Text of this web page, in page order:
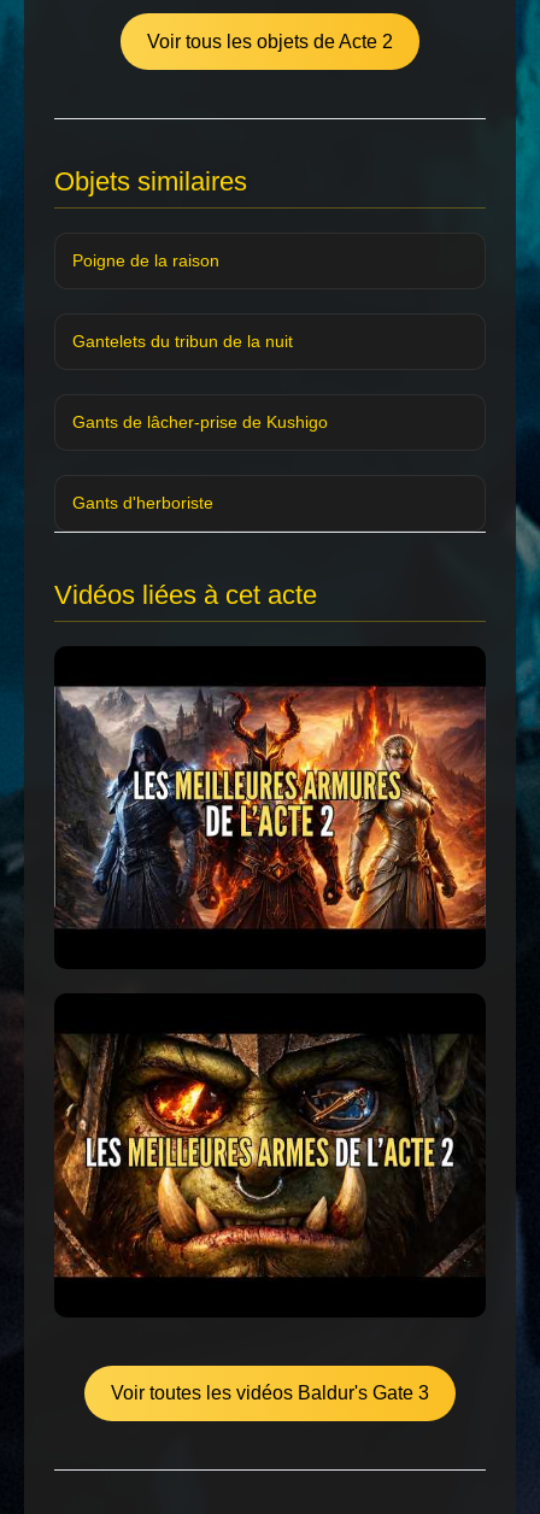
Voir tous les objets de Acte 2
Objets similaires
Poigne de la raison
Gantelets du tribun de la nuit
Gants de lâcher-prise de Kushigo
Gants d'herboriste
Vidéos liées à cet acte
Voir toutes les vidéos Baldur's Gate 3